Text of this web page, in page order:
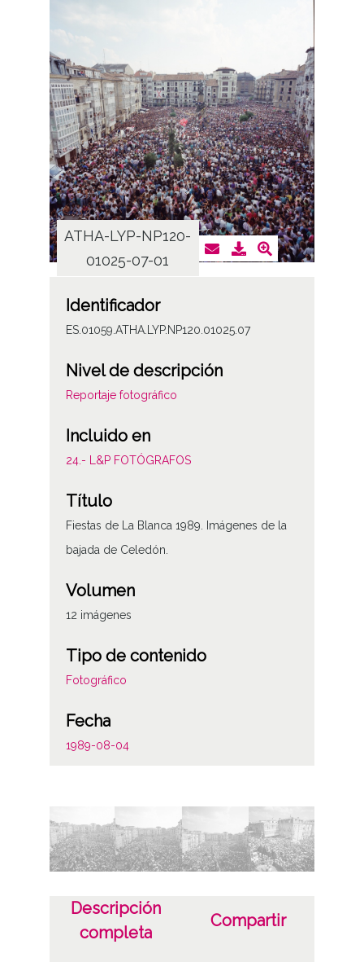
ATHA-LYP-NP120-
01025-07-01
Identificador
ES.01059.ATHA.LYP.NP120.01025.07
Nivel de descripción
Reportaje fotográfico
Incluido en
24.- L&P FOTÓGRAFOS
Título
Fiestas de La Blanca 1989. Imágenes de la
bajada de Celedón.
Volumen
12 imágenes
Tipo de contenido
Fotográfico
Fecha
1989-08-04
Andre Maria Zuriaren jaiak / Fiestas de la
Virgen Blanca
Autor
Luis Montoya Pérez
Pedro Elorza Rodríguez
Descripción
completa
Compartir